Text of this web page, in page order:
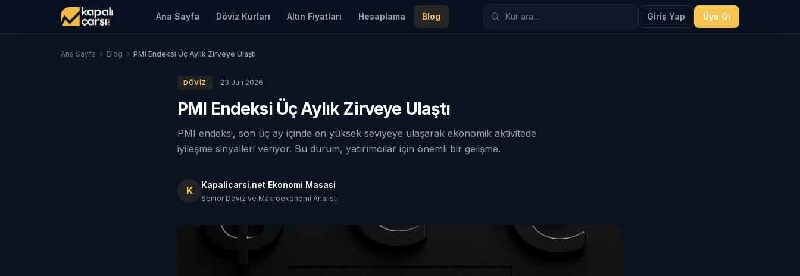
Ana Sayfa Döviz Kurları Altın Fiyatları Hesaplama Blog Giriş Yap Üye Ol
Ana Sayfa Blog PMI Endeksi Üç Aylık Zirveye Ulaştı
DÖVIZ 23 Jun 2026
PMI Endeksi Üç Aylık Zirveye Ulaştı
PMI endeksi, son üç ay içinde en yüksek seviyeye ulaşarak ekonomik aktivitede
iyileşme sinyalleri veriyor. Bu durum, yatırımcılar için önemli bir gelişme.
K Kapalicarsi.net Ekonomi Masasi
Senior Doviz ve Makroekonomi Analisti